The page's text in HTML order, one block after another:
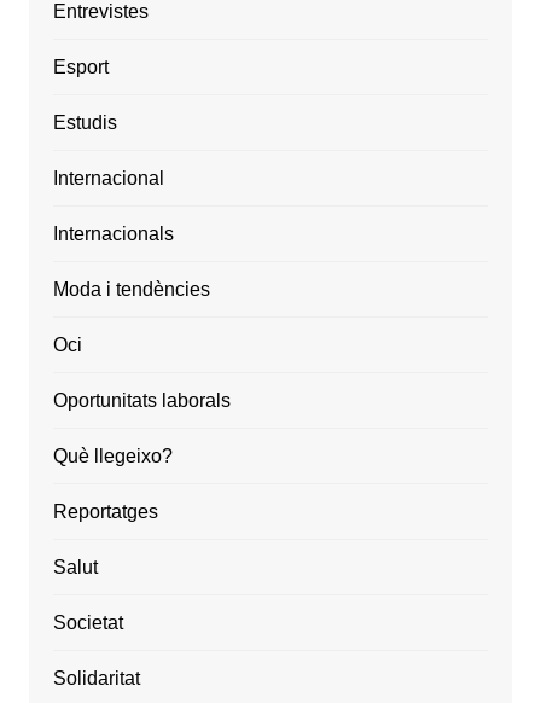
Entrevistes
Esport
Estudis
Internacional
Internacionals
Moda i tendències
Oci
Oportunitats laborals
Què llegeixo?
Reportatges
Salut
Societat
Solidaritat